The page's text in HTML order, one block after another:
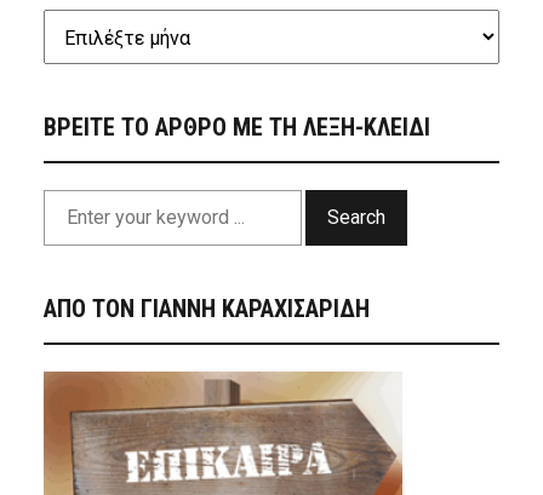
ΒΡΕΙΤΕ ΤΟ ΑΡΘΡΟ ΜΕ ΤΗ ΛΕΞΗ-ΚΛΕΙΔΙ
Search
ΑΠΟ ΤΟΝ ΓΙΑΝΝΗ ΚΑΡΑΧΙΣΑΡΙΔΗ